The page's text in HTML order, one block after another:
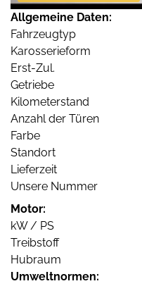
Allgemeine Daten:
Fahrzeugtyp
Karosserieform
Erst-Zul.
Getriebe
Kilometerstand
Anzahl der Türen
Farbe
Standort
Lieferzeit
Unsere Nummer
Motor:
kW / PS
Treibstoff
Hubraum
Umweltnormen: